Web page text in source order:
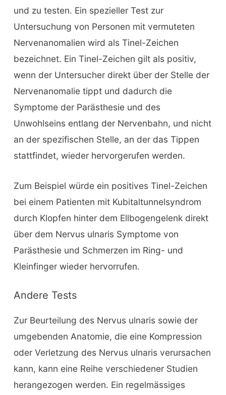
und zu testen. Ein spezieller Test zur
Untersuchung von Personen mit vermuteten
Nervenanomalien wird als Tinel-Zeichen
bezeichnet. Ein Tinel-Zeichen gilt als positiv,
wenn der Untersucher direkt über der Stelle der
Nervenanomalie tippt und dadurch die
Symptome der Parästhesie und des
Unwohlseins entlang der Nervenbahn, und nicht
an der spezifischen Stelle, an der das Tippen
stattfindet, wieder hervorgerufen werden.
Zum Beispiel würde ein positives Tinel-Zeichen
bei einem Patienten mit Kubitaltunnelsyndrom
durch Klopfen hinter dem Ellbogengelenk direkt
über dem Nervus ulnaris Symptome von
Parästhesie und Schmerzen im Ring- und
Kleinfinger wieder hervorrufen.
Andere Tests
Zur Beurteilung des Nervus ulnaris sowie der
umgebenden Anatomie, die eine Kompression
oder Verletzung des Nervus ulnaris verursachen
kann, kann eine Reihe verschiedener Studien
herangezogen werden. Ein regelmässiges